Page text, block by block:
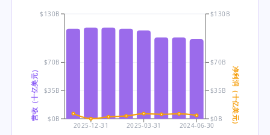
2025-12-31 2025-03-31 2024-06-30
$0B
$35B
$70B
$130B
营收（十亿美元） $0B
$35B
$70B
$130B
净利润（十亿美元）